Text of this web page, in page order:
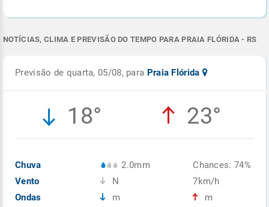
NOTÍCIAS, CLIMA E PREVISÃO DO TEMPO PARA PRAIA FLÓRIDA - RS
Previsão de quarta, 05/08, para Praia Flórida
18° 23°
Chuva
Vento
Ondas
2.0mm
N
m
Chances: 74%
7km/h
m